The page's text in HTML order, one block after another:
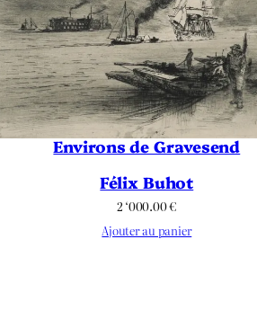
Environs de Gravesend
Félix Buhot
2 ‘000.00€
Ajouter au panier